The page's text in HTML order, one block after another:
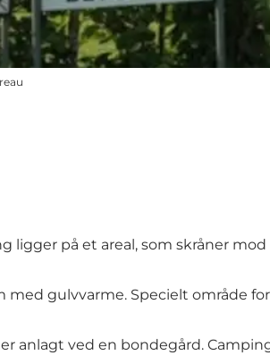
ligger på et areal, som skråner
med gulvvarme. Specielt område
anlagt ved en bondegård.